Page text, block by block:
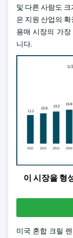
및 다른 사람도
은 지원 산업의
용매 시장의 가
니다.
이 시장을 형
미국 혼합 크릴